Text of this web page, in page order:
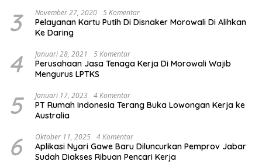
3 November 27, 2020 5 Komentar
Pelayanan Kartu Putih Di Disnaker Morowali Di Alihkan
Ke Daring
4 Januari 28, 2021 5 Komentar
Perusahaan Jasa Tenaga Kerja Di Morowali Wajib
Mengurus LPTKS
5 Januari 17, 2023 4 Komentar
PT Rumah Indonesia Terang Buka Lowongan Kerja ke
Australia
6 Oktober 11, 2025 4 Komentar
Aplikasi Nyari Gawe Baru Diluncurkan Pemprov Jabar
Sudah Diakses Ribuan Pencari Kerja